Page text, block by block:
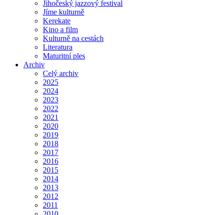
Jihočeský jazzový festival
Jíme kulturně
Kerekate
Kino a film
Kulturně na cestách
Literatura
Maturitní ples
Archiv
Celý archiv
2025
2024
2023
2022
2021
2020
2019
2018
2017
2016
2015
2014
2013
2012
2011